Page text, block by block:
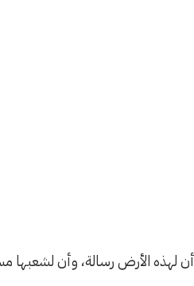
الأرض رسالة، وأن لشعبها